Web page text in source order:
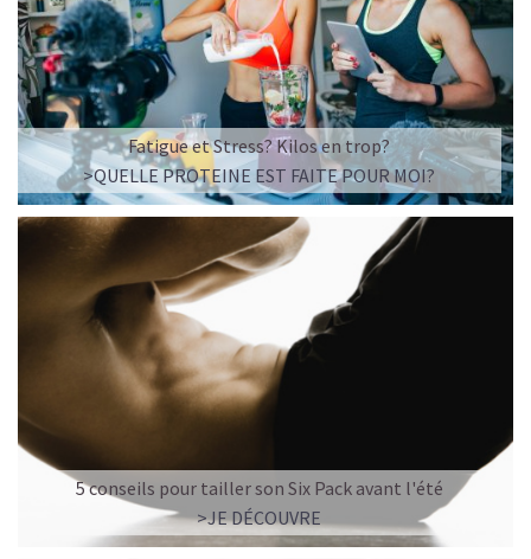
Fatigue et Stress? Kilos en trop?
>QUELLE PROTEINE EST FAITE POUR MOI?
5 conseils pour tailler son Six Pack avant l'été
>JE DÉCOUVRE